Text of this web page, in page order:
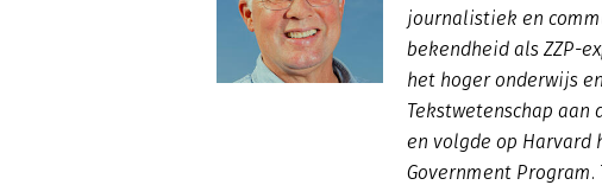
journalistiek en
bekendheid als ZZP-
het hoger onderwijs
Tekstwetenschap aan
en volgde op Harvard
Government